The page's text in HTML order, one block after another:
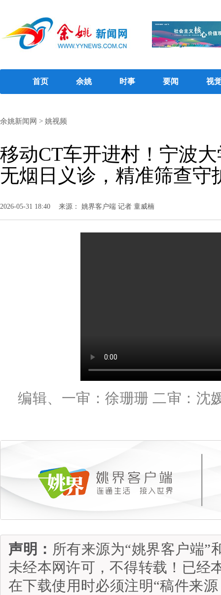
首页 余姚 时事 要闻 视
余姚新闻网 > 姚视频
移动CT车开进村！宁波
无烟日义诊，精准筛查守
2026-05-31 18:40 来源： 姚界客户端 记者 童威楠
编辑、一审：徐珊珊 二审：沈
声明： 所有来源为“姚界客户端”
未经本网许可，不得转载！已经
在下载使用时必须注明“稿件来